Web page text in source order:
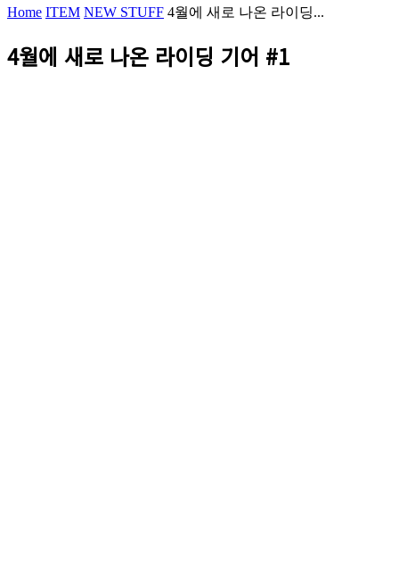
Home ITEM NEW STUFF 4월에 새로 나온 라이딩...
4월에 새로 나온 라이딩 기어 #1